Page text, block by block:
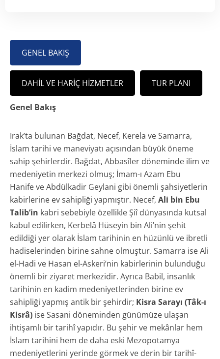
GENEL BAKIŞ
DAHIL VE HARIÇ HIZMETLER TUR PLANI
Genel Bakış
Irak’ta bulunan Bağdat, Necef, Kerela ve Samarra,
İslam tarihi ve maneviyatı açısından büyük öneme
sahip şehirlerdir. Bağdat, Abbasîler döneminde ilim ve
medeniyetin merkezi olmuş; İmam-ı Azam Ebu
Hanife ve Abdülkadir Geylani gibi önemli şahsiyetlerin
kabirlerine ev sahipliği yapmıştır. Necef, Ali bin Ebu
Talib’in kabri sebebiyle özellikle Şiî dünyasında kutsal
kabul edilirken, Kerbelâ Hüseyin bin Ali’nin şehit
edildiği yer olarak İslam tarihinin en hüzünlü ve ibretli
hadiselerinden birine sahne olmuştur. Samarra ise Ali
el-Hadi ve Hasan el-Askeri’nin kabirlerinin bulunduğu
önemli bir ziyaret merkezidir. Ayrıca Babil, insanlık
tarihinin en kadim medeniyetlerinden birine ev
sahipliği yapmış antik bir şehirdir; Kisra Sarayı (Tâk-ı
Kisrâ) ise Sasani döneminden günümüze ulaşan
ihtişamlı bir tarihî yapıdır. Bu şehir ve mekânlar hem
İslam tarihini hem de daha eski Mezopotamya
medeniyetlerini yerinde görmek ve derin bir tarihî-